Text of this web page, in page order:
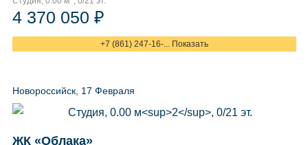
4 370 050 ₽
+7 (861) 247-16-... Показать
Новороссийск, 17 Февраля
ЖК «Облака»